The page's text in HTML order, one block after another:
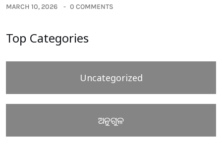
MARCH 10, 2026 0 COMMENTS
Top Categories
Uncategorized
ଅନୁଗୁଳ